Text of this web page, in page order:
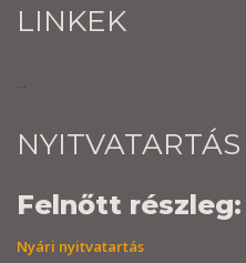
LINKEK
...
NYITVATARTÁS
Felnőtt részleg:
Nyári nyitvatartás